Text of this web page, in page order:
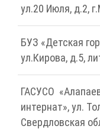
ул.20 Июля, д.2,
БУЗ «Детская
ул.Кирова, д.5,
ГАСУСО
интернат», ул.
Свердловская